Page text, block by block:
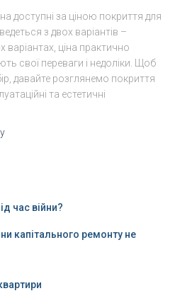
доступні за ціною покриття для
з двох варіантів –
варіантах, ціна практично
свої переваги і недоліки. Щоб
давайте розглянемо покриття
та естетичні
час війни?
капітального ремонту не